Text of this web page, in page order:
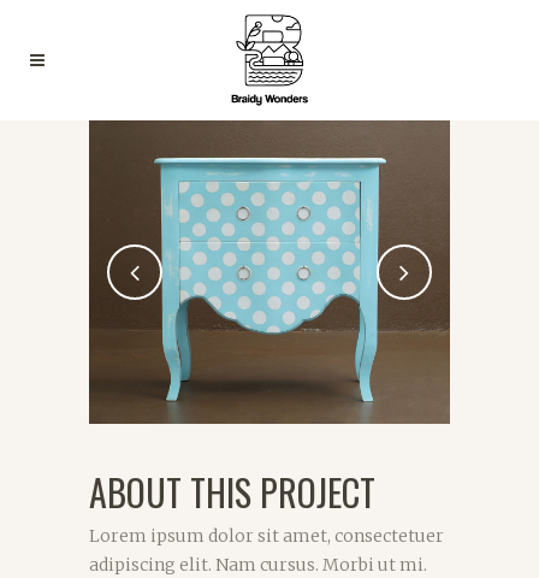
ABOUT THIS PROJECT
Lorem ipsum dolor sit amet, consectetuer
adipiscing elit. Nam cursus. Morbi ut mi.